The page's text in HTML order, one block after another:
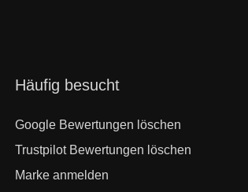
Navigation
Häufig besucht
Google Bewertungen löschen
Trustpilot Bewertungen löschen
Marke anmelden